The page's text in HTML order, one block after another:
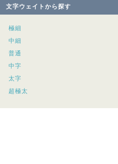
文字ウェイトから探す
極細
中細
普通
中字
太字
超極太